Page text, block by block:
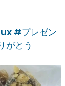
#プレゼン
がとう